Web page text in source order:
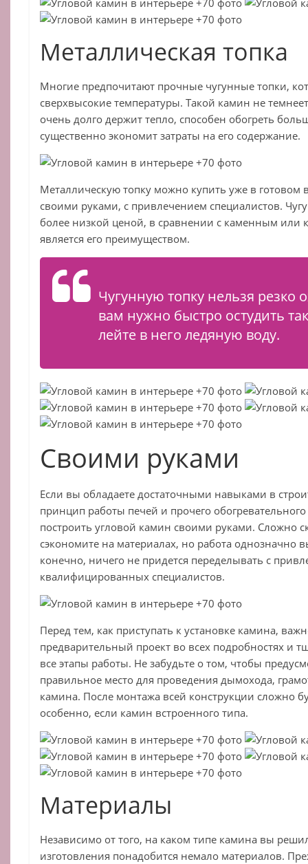
Металлическая топка
Многие предпочитают прочные чугунные топки,
сверхвысокие температуры. Такой камин не
очень долго держит тепло, способен обогреть
существенно экономит затраты на его содержание.
Металлическую топку можно купить уже в готовом
своими руками, с привлечением специалистов.
более низкой ценой, в сравнении с каменным или
является его преимуществом.
Чугунную топку нельзя резко
вам нужно быстро остудить
лейте в него ледяную воду.
Своими руками
Если вы обладаете достаточными навыками в
принцип работы печей и прочего
построить угловой камин своими руками. Сложно
сэкономите на материалах, но работа однозначно
конечно, ничего не придется переделывать с
квалифицированных специалистов.
Перед тем, как приступать к установке камина,
предварительный проект во всех подробностях и
все этапы работы. Не забудьте о том, чтобы
правильное место для проведения дымохода,
камина. После монтажа всей конструкции сложно
особенно, если камин встроенного типа.
Материалы
Независимо от того, на каком типе камина вы
изготовления понадобится немало материалов.